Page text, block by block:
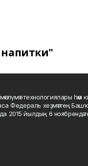
напитки"
мәғлүмәт технологиялары
Федераль хеҙмәттең
2015 йылдың 6 ноябрендә